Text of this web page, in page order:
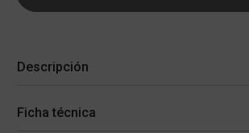
Descripción
Ficha técnica